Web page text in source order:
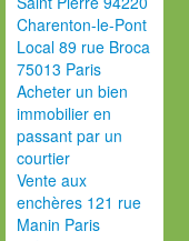
Charenton-le-Pont
Local 89 rue Broca
75013 Paris
Acheter un bien
immobilier en
passant par un
courtier
Vente aux
enchères 121 rue
Manin Paris